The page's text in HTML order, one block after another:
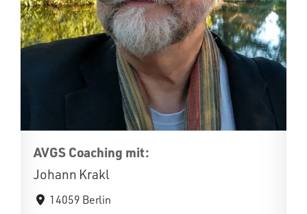
AVGS Coaching mit:
Johann Krakl
14059 Berlin